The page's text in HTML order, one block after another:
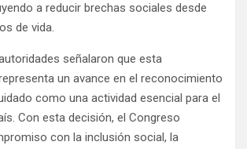
a reducir brechas sociales desde
de vida.
señalaron que esta
un avance en el reconocimiento
como una actividad esencial para el
Con esta decisión, el Congreso
con la inclusión social, la